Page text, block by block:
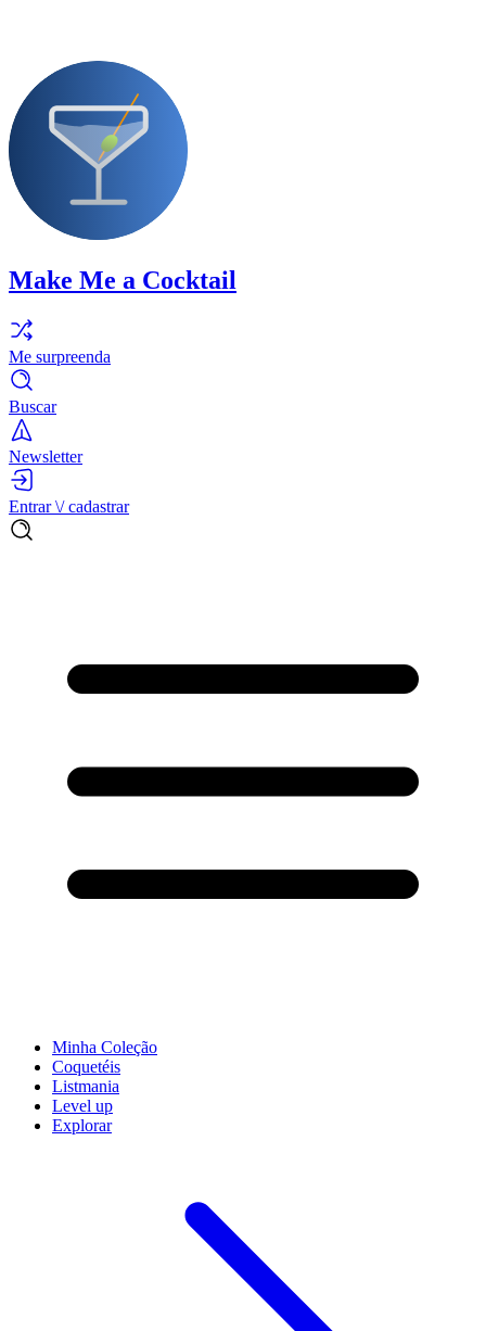
Make Me a Cocktail
Me surpreenda
Buscar
Newsletter
Entrar \/ cadastrar
Minha Coleção
Coquetéis
Listmania
Level up
Explorar